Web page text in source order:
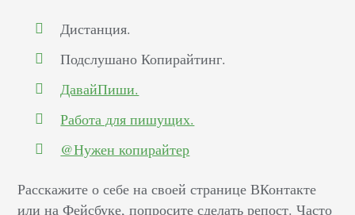
Дистанция.
Подслушано Копирайтинг.
ДавайПиши.
Работа для пишущих.
@Нужен копирайтер
Расскажите о себе на своей странице ВКонтакте
или на Фейсбуке, попросите сделать репост. Часто